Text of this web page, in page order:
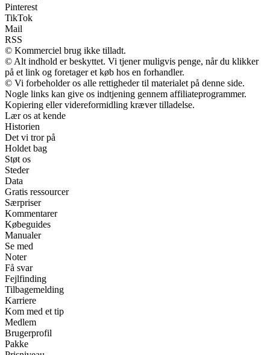
Pinterest
TikTok
Mail
RSS
© Kommerciel brug ikke tilladt.
© Alt indhold er beskyttet. Vi tjener muligvis penge, når du klikker
på et link og foretager et køb hos en forhandler.
© Vi forbeholder os alle rettigheder til materialet på denne side.
Nogle links kan give os indtjening gennem affiliateprogrammer.
Kopiering eller videreformidling kræver tilladelse.
Lær os at kende
Historien
Det vi tror på
Holdet bag
Støt os
Steder
Data
Gratis ressourcer
Særpriser
Kommentarer
Købeguides
Manualer
Se med
Noter
Få svar
Fejlfinding
Tilbagemelding
Karriere
Kom med et tip
Medlem
Brugerprofil
Pakke